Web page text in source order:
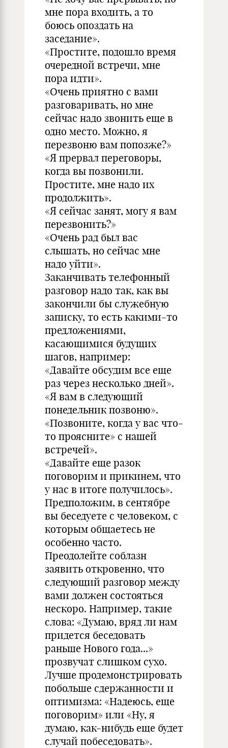
мне пора входить, а то
боюсь опоздать на
заседание».
«Простите, подошло время
очередной встречи, мне
пора идти».
«Очень приятно с вами
разговаривать, но мне
сейчас надо звонить еще в
одно место. Можно, я
перезвоню вам попозже?»
«Я прервал переговоры,
когда вы позвонили.
Простите, мне надо их
продолжить».
«Я сейчас занят, могу я вам
перезвонить?»
«Очень рад был вас
слышать, но сейчас мне
надо уйти».
Заканчивать телефонный
разговор надо так, как вы
закончили бы служебную
записку, то есть какими-то
предложениями,
касающимися будущих
шагов, например:
«Давайте обсудим все еще
раз через несколько дней».
«Я вам в следующий
понедельник позвоню».
«Позвоните, когда у вас что-
то проясните» с нашей
встречей».
«Давайте еще разок
поговорим и прикинем, что
у нас в итоге получилось».
Предположим, в сентябре
вы беседуете с человеком, с
которым общаетесь не
особенно часто.
Преодолейте соблазн
заявить откровенно, что
следующий разговор между
вами должен состояться
нескоро. Например, такие
слова: «Думаю, вряд ли нам
придется беседовать
раньше Нового года...»
прозвучат слишком сухо.
Лучше продемонстрировать
побольше сдержанности и
оптимизма: «Надеюсь, еще
поговорим» или «Ну, я
думаю, как-нибудь еще будет
случай побеседовать».